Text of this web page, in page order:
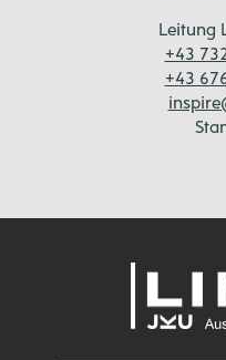
Leitung
+43
+43